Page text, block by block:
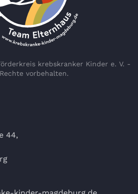
krebskranker Kinder e. V. -
vorbehalten.
44,